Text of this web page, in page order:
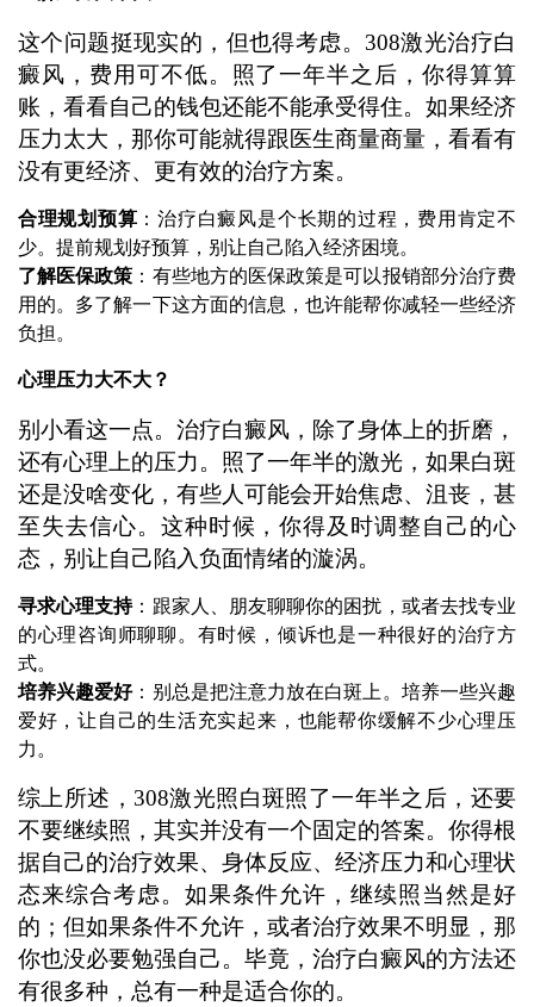
这个问题挺现实的，但也得考虑。308激光治疗白
癜风，费用可不低。照了一年半之后，你得算算
账，看看自己的钱包还能不能承受得住。如果经济
压力太大，那你可能就得跟医生商量商量，看看有
没有更经济、更有效的治疗方案。
合理规划预算 ：治疗白癜风是个长期的过程，费用肯定不
少。提前规划好预算，别让自己陷入经济困境。
了解医保政策 ：有些地方的医保政策是可以报销部分治疗费
用的。多了解一下这方面的信息，也许能帮你减轻一些经济
负担。
心理压力大不大？
别小看这一点。治疗白癜风，除了身体上的折磨，
还有心理上的压力。照了一年半的激光，如果白斑
还是没啥变化，有些人可能会开始焦虑、沮丧，甚
至失去信心。这种时候，你得及时调整自己的心
态，别让自己陷入负面情绪的漩涡。
寻求心理支持：跟家人、朋友聊聊你的困扰，或者去找专业
的心理咨询师聊聊。有时候，倾诉也是一种很好的治疗方
式。
培养兴趣爱好：别总是把注意力放在白斑上。培养一些兴趣
爱好，让自己的生活充实起来，也能帮你缓解不少心理压
力。
综上所述，308激光照白斑照了一年半之后，还要
不要继续照，其实并没有一个固定的答案。你得根
据自己的治疗效果、身体反应、经济压力和心理状
态来综合考虑。如果条件允许，继续照当然是好
的；但如果条件不允许，或者治疗效果不明显，那
你也没必要勉强自己。毕竟，治疗白癜风的方法还
有很多种，总有一种是适合你的。